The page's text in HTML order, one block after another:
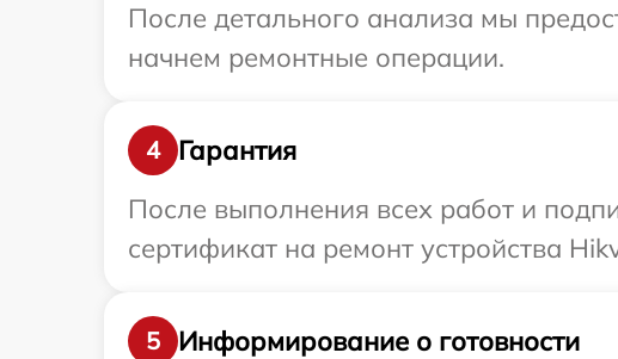
После детального анализа мы
начнем ремонтные операции.
4
Гарантия
После выполнения всех работ и
сертификат на ремонт устройства
5
Информирование о готовности